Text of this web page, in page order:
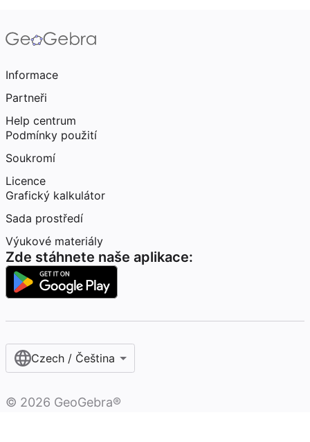
Informace
Partneři
Help centrum
Podmínky použití
Soukromí
Licence
Grafický kalkulátor
Sada prostředí
Výukové materiály
Zde stáhnete naše aplikace:
Czech / Čeština‎
© 2026 GeoGebra®